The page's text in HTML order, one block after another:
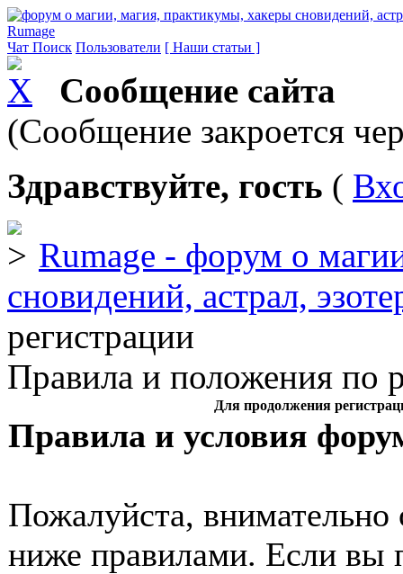
Rumage
Чат Поиск Пользователи [ Наши статьи ]
Сообщение сайта
(Сообщение закроется
Здравствуйте, гость (
Rumage - форум о
сновидений, астрал,
регистрации
Правила и положения по
Для продолжения
Правила и условия
Пожалуйста, внимательно
ниже правилами. Если вы